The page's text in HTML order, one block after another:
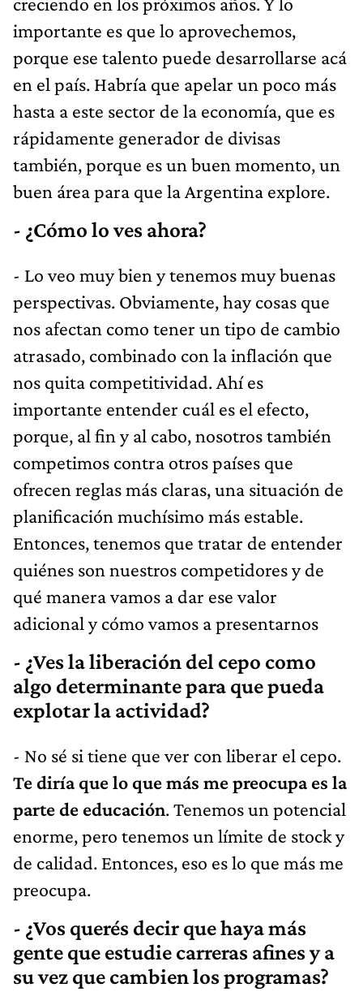
importante es que lo aprovechemos,
porque ese talento puede desarrollarse acá
en el país. Habría que apelar un poco más
hasta a este sector de la economía, que es
rápidamente generador de divisas
también, porque es un buen momento, un
buen área para que la Argentina explore.
- ¿Cómo lo ves ahora?
- Lo veo muy bien y tenemos muy buenas
perspectivas. Obviamente, hay cosas que
nos afectan como tener un tipo de cambio
atrasado, combinado con la inflación que
nos quita competitividad. Ahí es
importante entender cuál es el efecto,
porque, al fin y al cabo, nosotros también
competimos contra otros países que
ofrecen reglas más claras, una situación de
planificación muchísimo más estable.
Entonces, tenemos que tratar de entender
quiénes son nuestros competidores y de
qué manera vamos a dar ese valor
adicional y cómo vamos a presentarnos
- ¿Ves la liberación del cepo como
algo determinante para que pueda
explotar la actividad?
- No sé si tiene que ver con liberar el cepo.
Te diría que lo que más me preocupa es la
parte de educación. Tenemos un potencial
enorme, pero tenemos un límite de stock y
de calidad. Entonces, eso es lo que más me
preocupa.
- ¿Vos querés decir que haya más
gente que estudie carreras afines y a
su vez que cambien los programas?